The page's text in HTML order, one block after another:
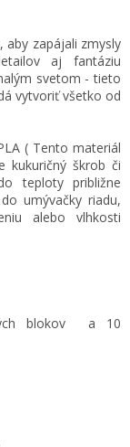
zapájali zmysly
aj fantáziu
svetom - tieto
vytvoriť všetko od
( Tento materiál
kukuričný škrob či
teploty približne
umývačky riadu,
alebo vlhkosti
blokov a 10